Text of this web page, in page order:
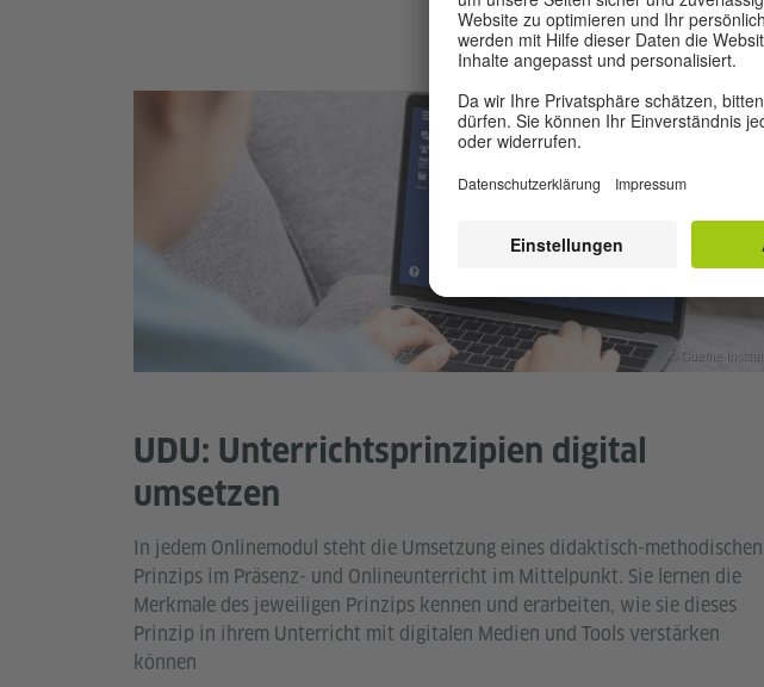
UDU: Unterrichtsprinzipien digital
umsetzen
In jedem Onlinemodul steht die Umsetzung eines didaktisch-methodischen
Prinzips im Präsenz- und Onlineunterricht im Mittelpunkt. Sie lernen die
Merkmale des jeweiligen Prinzips kennen und erarbeiten, wie sie dieses
Prinzip in ihrem Unterricht mit digitalen Medien und Tools verstärken
können
© Goethe-Institut